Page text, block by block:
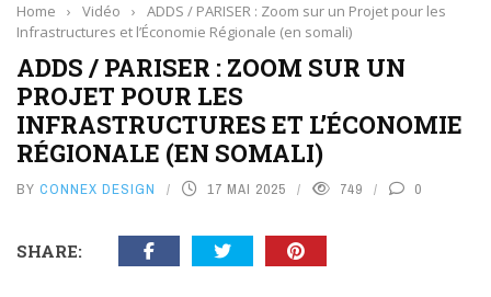
Home › Vidéo ›
ADDS / PARISER : Zoom sur un Projet pour les
Infrastructures et l’Économie Régionale (en somali)
ADDS / PARISER : ZOOM SUR UN
PROJET POUR LES
INFRASTRUCTURES ET L’ÉCONOMIE
RÉGIONALE (EN SOMALI)
BY CONNEX DESIGN 17 MAI 2025 749 0
SHARE: